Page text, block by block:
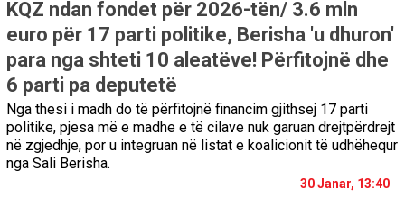
KQZ ndan fondet për 2026-tën/ 3.6 mln
euro për 17 parti politike, Berisha 'u dhuron'
para nga shteti 10 aleatëve! Përfitojnë dhe
6 parti pa deputetë
Nga thesi i madh do të përfitojnë financim gjithsej 17 parti
politike, pjesa më e madhe e të cilave nuk garuan drejtpërdrejt
në zgjedhje, por u integruan në listat e koalicionit të udhëhequr
nga Sali Berisha.
30 Janar, 13:40